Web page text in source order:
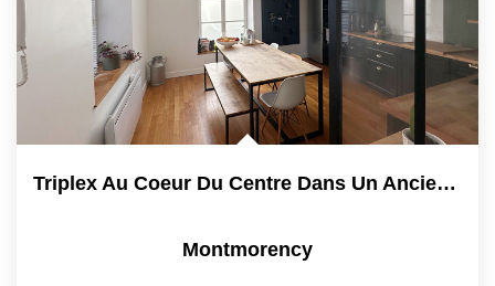
Triplex Au Coeur Du Centre Dans Un Ancien Hotel Particulier
Montmorency